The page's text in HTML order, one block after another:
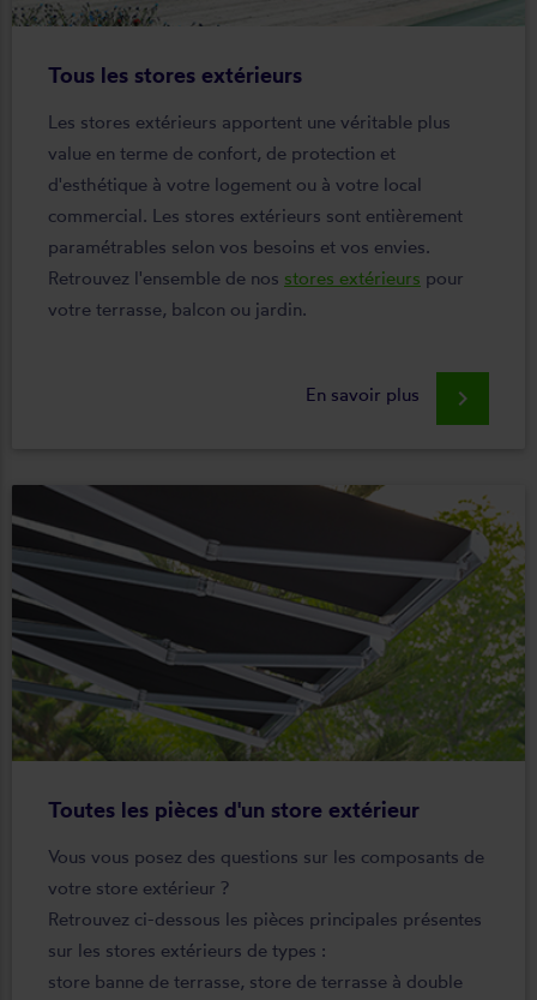
Tous les stores extérieurs
Les stores extérieurs apportent une véritable plus
value en terme de confort, de protection et
d'esthétique à votre logement ou à votre local
commercial. Les stores extérieurs sont entièrement
paramétrables selon vos besoins et vos envies.
Retrouvez l'ensemble de nos stores extérieurs pour
votre terrasse, balcon ou jardin.
En savoir plus keyboard_arrow_right
Toutes les pièces d'un store extérieur
Vous vous posez des questions sur les composants de
votre store extérieur ?
Retrouvez ci-dessous les pièces principales présentes
sur les stores extérieurs de types :
store banne de terrasse, store de terrasse à double